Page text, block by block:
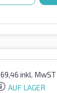
69,46 inkl. MwST
AUF LAGER